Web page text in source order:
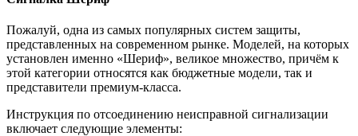
Пожалуй, одна из самых популярных систем защиты,
представленных на современном рынке. Моделей, на которых
установлен именно «Шериф», великое множество, причём к
этой категории относятся как бюджетные модели, так и
представители премиум-класса.
Инструкция по отсоединению неисправной сигнализации
включает следующие элементы: